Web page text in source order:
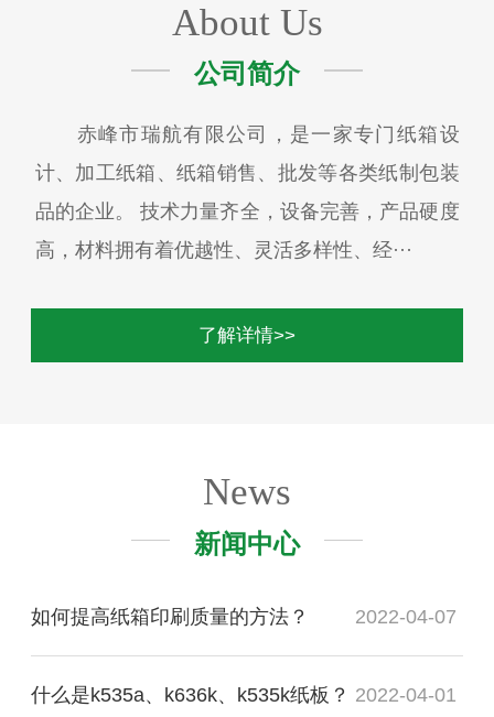
About Us
公司简介
赤峰市瑞航有限公司，是一家专门纸箱设
计、加工纸箱、纸箱销售、批发等各类纸制包装
品的企业。 技术力量齐全，设备完善，产品硬度
高，材料拥有着优越性、灵活多样性、经···
了解详情>>
News
新闻中心
如何提高纸箱印刷质量的方法？ 2022-04-07
什么是k535a、k636k、k535k纸板？ 2022-04-01